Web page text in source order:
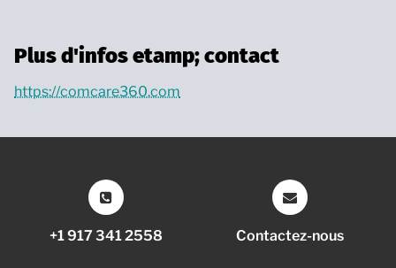
Plus d'infos etamp; contact
https://comcare360.com
+1 917 341 2558 Contactez-nous